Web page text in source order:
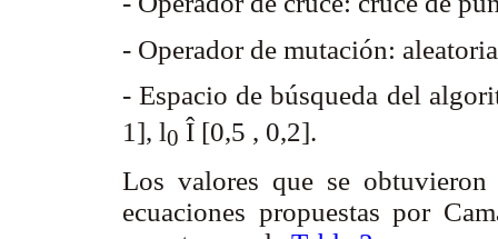
- Operador de mutación:
- Espacio de búsqueda del
1], l0 Î [0,5 , 0,2].
Los valores que se
ecuaciones propuestas por